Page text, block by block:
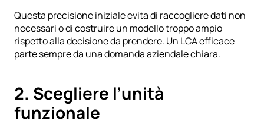
Questa precisione iniziale evita di raccogliere dati non
necessari o di costruire un modello troppo ampio
rispetto alla decisione da prendere. Un LCA efficace
parte sempre da una domanda aziendale chiara.
2. Scegliere l’unità
funzionale